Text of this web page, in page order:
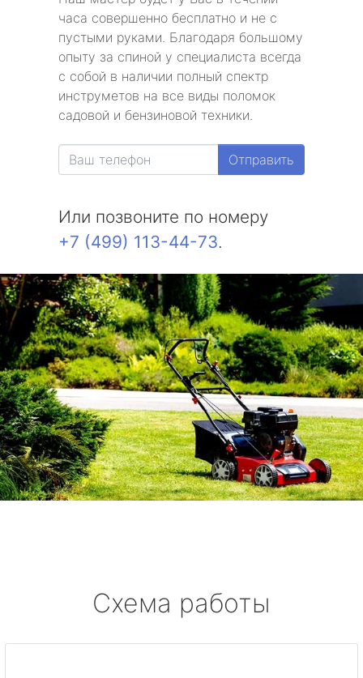
часа совершенно бесплатно и не с
пустыми руками. Благодаря большому
опыту за спиной у специалиста всегда
с собой в наличии полный спектр
инструметов на все виды поломок
садовой и бензиновой техники.
Отправить
Или позвоните по номеру
+7 (499) 113-44-73.
Схема работы